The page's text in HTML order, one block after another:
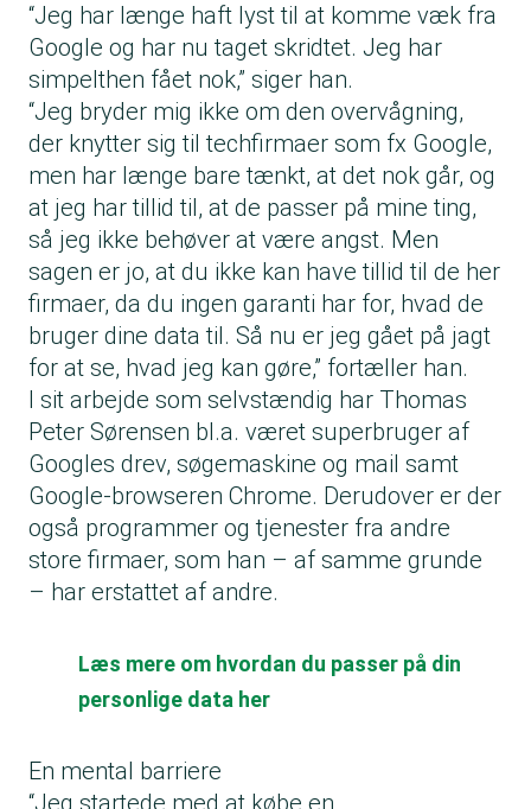
“Jeg har længe haft lyst til at komme væk fra
Google og har nu taget skridtet. Jeg har
simpelthen fået nok,” siger han.
“Jeg bryder mig ikke om den overvågning,
der knytter sig til techfirmaer som fx Google,
men har længe bare tænkt, at det nok går, og
at jeg har tillid til, at de passer på mine ting,
så jeg ikke behøver at være angst. Men
sagen er jo, at du ikke kan have tillid til de her
firmaer, da du ingen garanti har for, hvad de
bruger dine data til. Så nu er jeg gået på jagt
for at se, hvad jeg kan gøre,” fortæller han.
I sit arbejde som selvstændig har Thomas
Peter Sørensen bl.a. været superbruger af
Googles drev, søgemaskine og mail samt
Google-browseren Chrome. Derudover er der
også programmer og tjenester fra andre
store firmaer, som han – af samme grunde
– har erstattet af andre.
Læs mere om hvordan du passer på din
personlige data her
En mental barriere